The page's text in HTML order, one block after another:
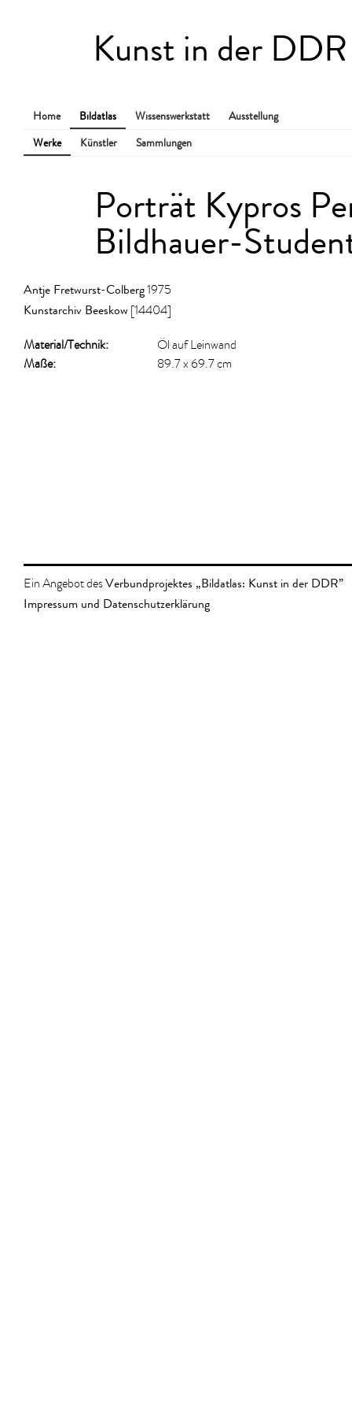
Kunst in der DDR
Home Bildatlas Wissenswerkstatt
Ausstellung
Werke
Künstler Sammlungen
Porträt Kypros
Bildhauer-
Antje Fretwurst-Colberg1975
Kunstarchiv Beeskow [14404]
Material/​Technik:
Öl auf Leinwand
Maße:
89.7 x 69.7 cm
Ein Angebot desVerbundprojektes „Bildatlas: Kunst in der DDR”
Impressum und Datenschutzerklärung